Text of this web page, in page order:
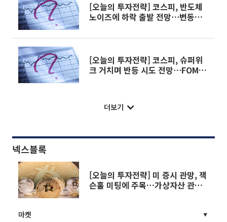
[오늘의 투자전략] 코스피, 반도체
노이즈에 하락 출발 전망⋯변동성
[오늘의 투자전략] 코스피, 슈퍼위
크 거치며 반등 시도 전망⋯FOMC
더보기
넥스블록
[오늘의 투자전략] 미 증시 관망, 잭
슨홀 미팅에 주목…가상자산 관련주
마켓